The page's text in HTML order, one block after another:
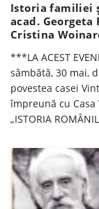
Istoria familiei
acad.
Cristina
***LA ACEST
sâmbătă, 30 mai,
povestea casei
împreună cu
„ISTORIA